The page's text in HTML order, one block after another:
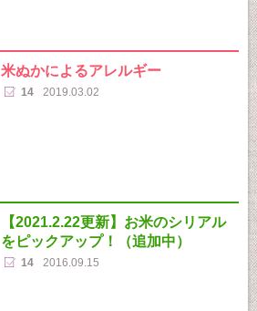
米ぬかによるアレルギー
14 2019.03.02
【2021.2.22更新】お米のシリアル
をピックアップ！（追加中）
14 2016.09.15